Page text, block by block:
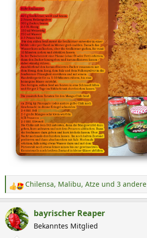
R
e
a
k
t
Chilensa, Malibu, Atze und 3 andere
bayrischer Reaper
Bekanntes Mitglied